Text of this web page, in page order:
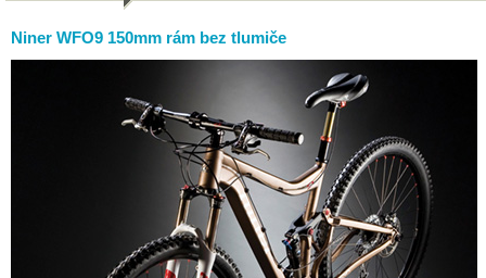
Niner WFO9 150mm rám bez tlumiče